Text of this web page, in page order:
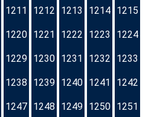
1211 1212 1213 1214 1215
1220 1221 1222 1223 1224
1229 1230 1231 1232 1233
1238 1239 1240 1241 1242
1247 1248 1249 1250 1251